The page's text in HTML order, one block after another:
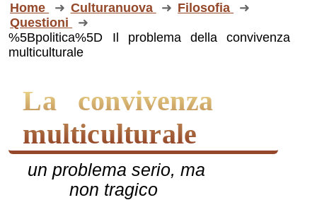
Home Culturanuova
Filosofia
Questioni
%5Bpolitica%5D Il problema della convivenza
multiculturale
La convivenza
multiculturale
un problema serio, ma
non tragico